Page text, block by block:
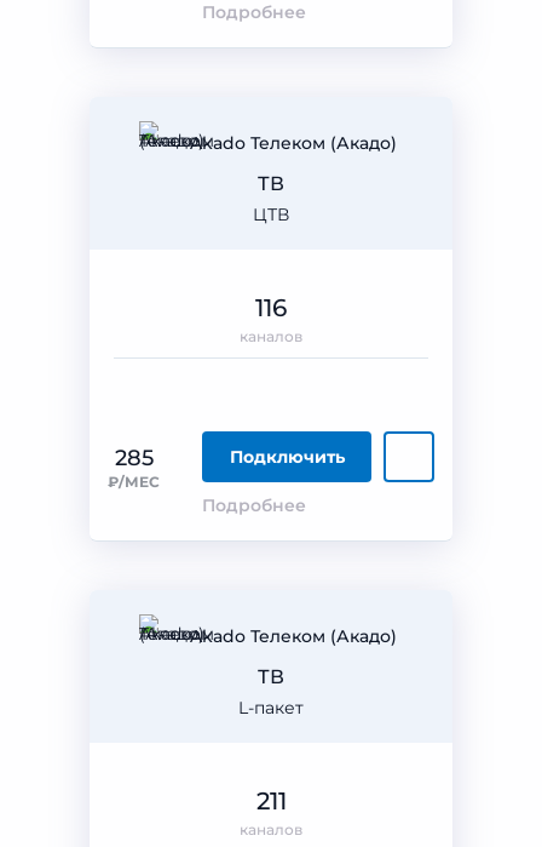
Подробнее
Akado Телеком (Акадо)
ЦТВ
ТВ
285
₽/МЕС
Подключить
Подробнее
116
каналов
Akado Телеком (Акадо)
L-пакет
ТВ
211
каналов